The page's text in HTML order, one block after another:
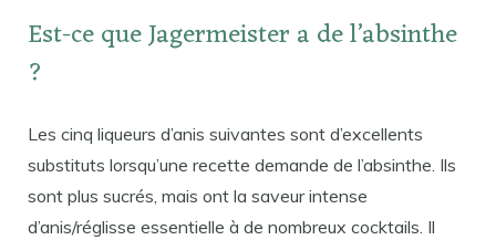
Est-ce que Jagermeister a de l’absinthe
?
Les cinq liqueurs d’anis suivantes sont d’excellents
substituts lorsqu’une recette demande de l’absinthe. Ils
sont plus sucrés, mais ont la saveur intense
d’anis/réglisse essentielle à de nombreux cocktails. Il